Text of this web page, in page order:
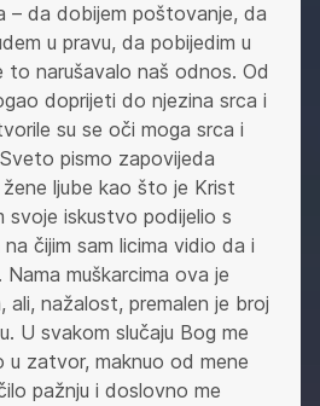
– da dobijem poštovanje, da
u pravu, da pobijedim u
to narušavalo naš odnos. Od
doprijeti do njezina srca i
su se oči moga srca i
pismo zapovijeda
ljube kao što je Krist
svoje iskustvo podijelio s
čijim sam licima vidio da i
muškarcima ova je
ali, nažalost, premalen je broj
U svakom slučaju Bog me
u zatvor, maknuo od mene
pažnju i doslovno me